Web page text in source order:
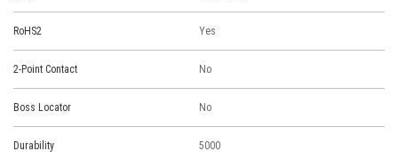
RoHS2 Yes
2-Point Contact No
Boss Locator No
Durability 5000